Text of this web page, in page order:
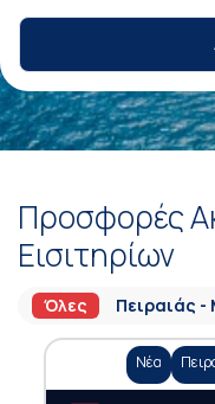
Προσφορές
Εισιτηρίων
Όλες Πειραιάς -
Νέα